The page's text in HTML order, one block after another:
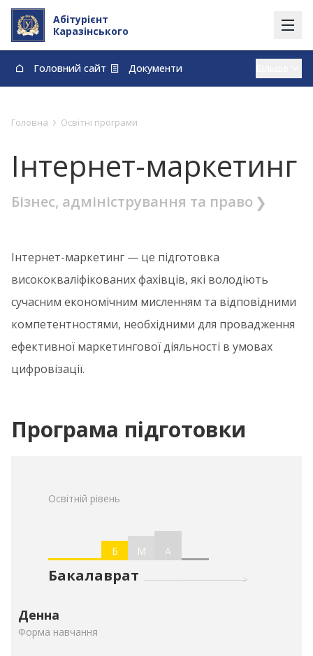
Абітурієнт
Каразінського
Головний сайт
Документи
Вступ із тимчасово окупованих території
Договори про навчання та оплату навчання
Головна › Освітні програми
Інтернет-маркетинг
Бізнес, адміністрування та право
Інтернет-маркетинг — це підготовка
висококваліфікованих фахівців, які володіють
сучасним економічним мисленням та відповідними
компетентностями, необхідними для провадження
ефективної маркетингової діяльності в умовах
цифровізації.
Програма підготовки
Освітній рівень
Б М А
Бакалаврат
Денна
Форма навчання